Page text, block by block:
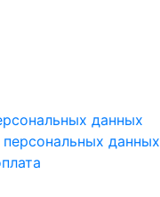
данных
данных